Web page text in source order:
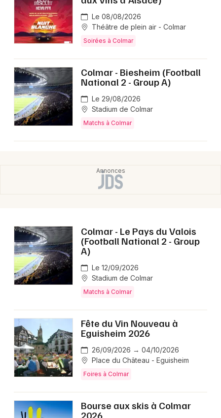
Le 08/08/2026
Théâtre de plein air - Colmar
Soirées à Colmar
Colmar - Biesheim (Football
National 2 - Group A)
Le 29/08/2026
Stadium de Colmar
Matchs à Colmar
Colmar - Le Pays du Valois
(Football National 2 - Group
A)
Le 12/09/2026
Stadium de Colmar
Matchs à Colmar
Fête du Vin Nouveau à
Eguisheim 2026
26/09/2026 → 04/10/2026
Place du Château - Eguisheim
Foires à Colmar
Bourse aux skis à Colmar
2026